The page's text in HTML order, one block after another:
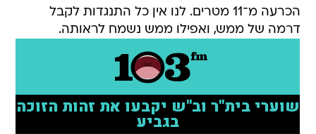
הכרעה מ־11 מטרים. לנו אין כל התנגדות לקבל
דרמה של ממש, ואפילו ממש נשמח לראותה.